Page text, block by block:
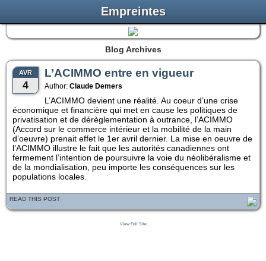
Empreintes
Blog Archives
AVR
4
L’ACIMMO entre en vigueur
Author: Claude Demers
L’ACIMMO devient une réalité. Au coeur d’une crise
économique et financière qui met en cause les politiques de
privatisation et de dérèglementation à outrance, l’ACIMMO
(Accord sur le commerce intérieur et la mobilité de la main
d’oeuvre) prenait effet le 1er avril dernier. La mise en oeuvre de
l’ACIMMO illustre le fait que les autorités canadiennes ont
fermement l’intention de poursuivre la voie du néolibéralisme et
de la mondialisation, peu importe les conséquences sur les
populations locales.
READ THIS POST
View Full Site